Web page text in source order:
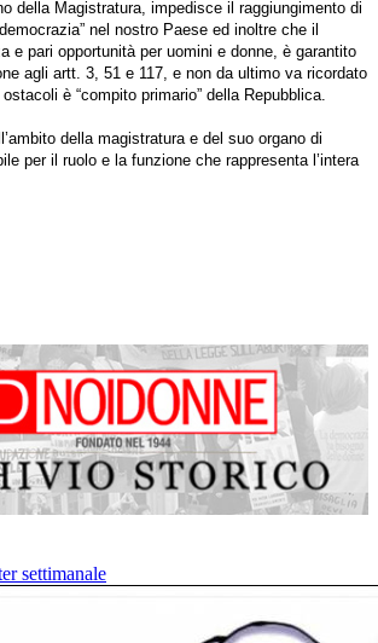
della Magistratura, impedisce il raggiungimento di
nel nostro Paese ed inoltre che il
e pari opportunità per uomini e donne, è garantito
agli artt. 3, 51 e 117, e non da ultimo va ricordato
è “compito primario” della Repubblica.
della magistratura e del suo organo di
per il ruolo e la funzione che rappresenta l’intera
settimanale